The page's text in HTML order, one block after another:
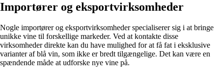
Importører og eksportvirksomheder
Nogle importører og eksportvirksomheder specialiserer sig i at bringe
unikke vine til forskellige markeder. Ved at kontakte disse
virksomheder direkte kan du have mulighed for at få fat i eksklusive
varianter af blå vin, som ikke er bredt tilgængelige. Det kan være en
spændende måde at udforske nye vine på.